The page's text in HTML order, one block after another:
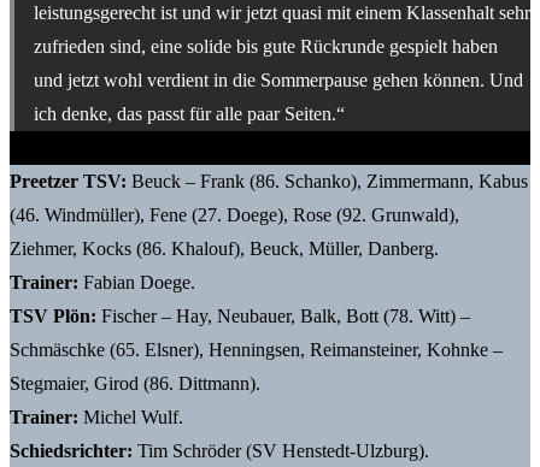
leistungsgerecht ist und wir jetzt quasi mit einem Klassenhalt sehr
zufrieden sind, eine solide bis gute Rückrunde gespielt haben
und jetzt wohl verdient in die Sommerpause gehen können. Und
ich denke, das passt für alle paar Seiten.“
Preetzer TSV: Beuck – Frank (86. Schanko), Zimmermann, Kabus
(46. Windmüller), Fene (27. Doege), Rose (92. Grunwald),
Ziehmer, Kocks (86. Khalouf), Beuck, Müller, Danberg.
Trainer: Fabian Doege.
TSV Plön: Fischer – Hay, Neubauer, Balk, Bott (78. Witt) –
Schmäschke (65. Elsner), Henningsen, Reimansteiner, Kohnke –
Stegmaier, Girod (86. Dittmann).
Trainer: Michel Wulf.
Schiedsrichter: Tim Schröder (SV Henstedt-Ulzburg).